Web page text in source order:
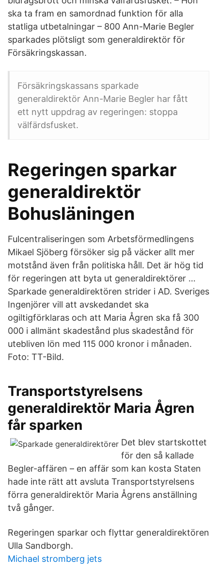
ska ta fram en samordnad funktion för alla
statliga utbetalningar – 800 Ann-Marie Begler
sparkades plötsligt som generaldirektör för
Försäkringskassan.
Försäkringskassans sparkade
generaldirektör Ann-Marie Begler har fått
ett nytt uppdrag av regeringen: stoppa
välfärdsfusket.
Regeringen sparkar
generaldirektör
Bohusläningen
Fulcentraliseringen som Arbetsförmedlingens
Mikael Sjöberg försöker sig på väcker allt mer
motstånd även från politiska håll. Det är hög tid
för regeringen att byta ut generaldirektörer …
Sparkade generaldirektören strider i AD. Sveriges
Ingenjörer vill att avskedandet ska
ogiltigförklaras och att Maria Ågren ska få 300
000 i allmänt skadestånd plus skadestånd för
utebliven lön med 115 000 kronor i månaden.
Foto: TT-Bild.
Transportstyrelsens
generaldirektör Maria Ågren
får sparken
Det blev startskottet
för den så kallade
Begler-affären – en affär som kan kosta Staten
hade inte rätt att avsluta Transportstyrelsens
förra generaldirektör Maria Ågrens anställning
två gånger.
Regeringen sparkar och flyttar generaldirektören
Ulla Sandborgh.
Michael stromberg jets